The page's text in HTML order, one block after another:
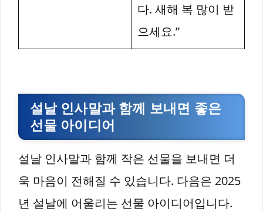
다. 새해 복 많이 받
으세요.”
설날 인사말과 함께 보내면 좋은
선물 아이디어
설날 인사말과 함께 작은 선물을 보내면 더
욱 마음이 전해질 수 있습니다. 다음은 2025
년 설날에 어울리는 선물 아이디어입니다.